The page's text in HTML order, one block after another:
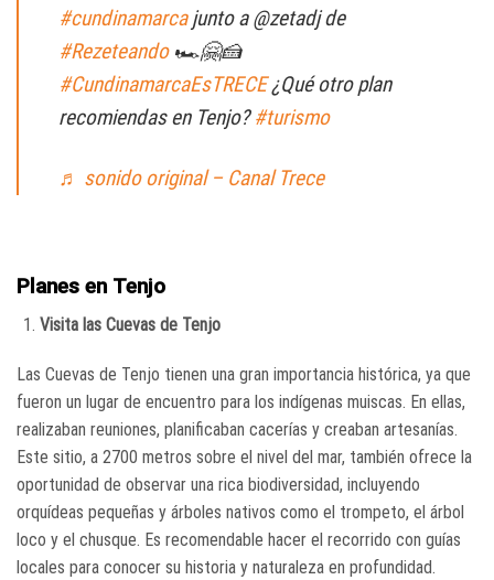
#cundinamarcajunto a @zetadj de
#Rezeteando🏎️🤗🍰
#CundinamarcaEsTRECE¿Qué otro plan
recomiendas en Tenjo?#turismo
♬ sonido original – Canal Trece
Planes en Tenjo
Visita las Cuevas de Tenjo
Las Cuevas de Tenjo tienen una gran importancia histórica, ya que
fueron un lugar de encuentro para los indígenas muiscas. En ellas,
realizaban reuniones, planificaban cacerías y creaban artesanías.
Este sitio, a 2700 metros sobre el nivel del mar, también ofrece la
oportunidad de observar una rica biodiversidad, incluyendo
orquídeas pequeñas y árboles nativos como el trompeto, el árbol
loco y el chusque. Es recomendable hacer el recorrido con guías
locales para conocer su historia y naturaleza en profundidad.